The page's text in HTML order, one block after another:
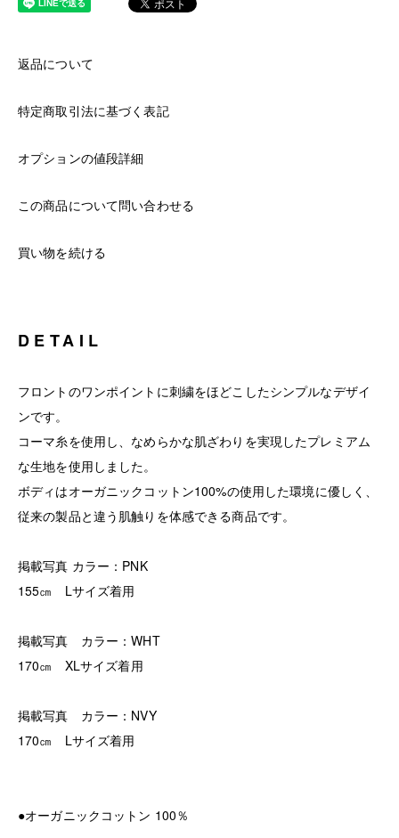
返品について
特定商取引法に基づく表記
オプションの値段詳細
この商品について問い合わせる
買い物を続ける
DETAIL
フロントのワンポイントに刺繍をほどこしたシンプルなデザイ
ンです。
コーマ糸を使用し、なめらかな肌ざわりを実現したプレミアム
な生地を使用しました。
ボディはオーガニックコットン100%の使用した環境に優しく、
従来の製品と違う肌触りを体感できる商品です。
掲載写真 カラー：PNK
155㎝ Lサイズ着用
掲載写真 カラー：WHT
170㎝ XLサイズ着用
掲載写真 カラー：NVY
170㎝ Lサイズ着用
●オーガニックコットン 100％